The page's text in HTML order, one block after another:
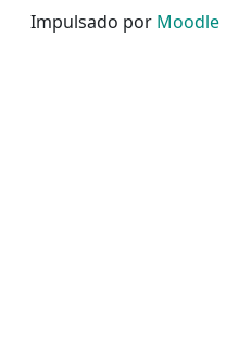
Impulsado por Moodle